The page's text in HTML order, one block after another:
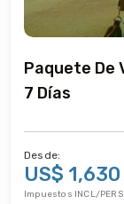
Paquete De
7 Días
Desde:
US$ 1,630
Impuestos INCL/PERS